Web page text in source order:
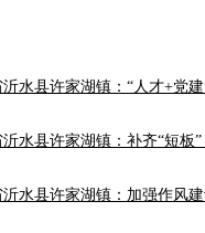
沂水县许家湖镇：“人才+党
沂水县许家湖镇：补齐“短板
沂水县许家湖镇：加强作风